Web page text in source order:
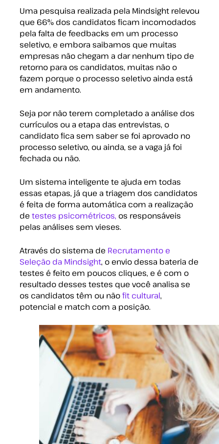
Uma pesquisa realizada pela Mindsight relevou
que 66% dos candidatos ficam incomodados
pela falta de feedbacks em um processo
seletivo, e embora saibamos que muitas
empresas não chegam a dar nenhum tipo de
retorno para os candidatos, muitas não o
fazem porque o processo seletivo ainda está
em andamento.
Seja por não terem completado a análise dos
currículos ou a etapa das entrevistas, o
candidato fica sem saber se foi aprovado no
processo seletivo, ou ainda, se a vaga já foi
fechada ou não.
Um sistema inteligente te ajuda em todas
essas etapas, já que a triagem dos candidatos
é feita de forma automática com a realização
de testes psicométricos, os responsáveis
pelas análises sem vieses.
Através do sistema de Recrutamento e
Seleção da Mindsight, o envio dessa bateria de
testes é feito em poucos cliques, e é com o
resultado desses testes que você analisa se
os candidatos têm ou nãofit cultural,
potencial e match com a posição.